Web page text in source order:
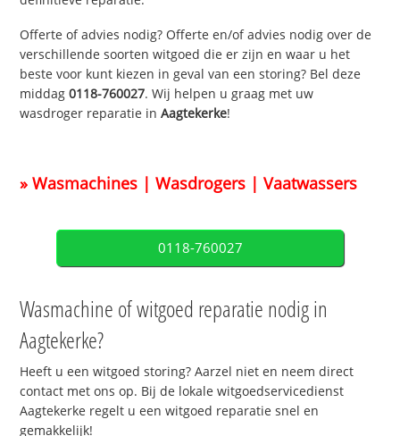
Offerte of advies nodig? Offerte en/of advies nodig over de
verschillende soorten witgoed die er zijn en waar u het
beste voor kunt kiezen in geval van een storing? Bel deze
middag0118-760027. Wij helpen u graag met uw
wasdroger reparatie inAagtekerke!
» Wasmachines | Wasdrogers | Vaatwassers
0118-760027
Wasmachine of witgoed reparatie nodig in
Aagtekerke?
Heeft u een witgoed storing? Aarzel niet en neem direct
contact met ons op. Bij de lokale witgoedservicedienst
Aagtekerke regelt u een witgoed reparatie snel en
gemakkelijk!